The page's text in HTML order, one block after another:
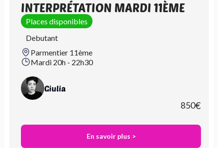
INTERPRÉTATION MARDI 11ÈME
Places disponibles
Debutant
Parmentier 11ème
Mardi 20h - 22h30
Giulia
850€
En savoir plus >